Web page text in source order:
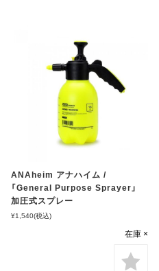
ANAheim アナハイム /
「General Purpose Sprayer」
加圧式スプレー
¥1,540(税込)
在庫 ×